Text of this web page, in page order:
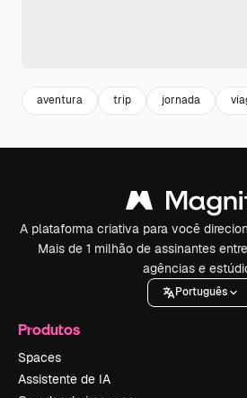
aventura trip jornada
A plataforma criativa para você
Mais de 1 milhão de assinantes
agências e
Português
Produtos
Spaces
Assistente de IA